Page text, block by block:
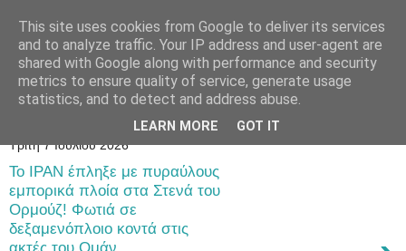
Τρίτη 7 Ιουλίου 2026
Το IPAN έπληξε με πυραύλους
εμπορικά πλοία στα Στενά του
Ορμούζ! Φωτιά σε
δεξαμενόπλοιο κοντά στις
This site uses cookies from Google to deliver its services
and to analyze traffic. Your IP address and user-agent are
shared with Google along with performance and security
metrics to ensure quality of service, generate usage
statistics, and to detect and address abuse.
LEARN MORE GOT IT